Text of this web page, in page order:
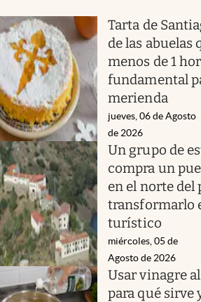
Tarta de
de las abuelas
menos de 1
fundamental
merienda
jueves, 06 de Agosto
de 2026
Un grupo de
compra un
en el norte del
transformarlo
turístico
miércoles, 05 de
Agosto de 2026
Usar vinagre
para qué sirve